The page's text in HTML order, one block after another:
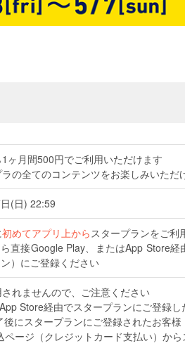
ヶ月間500円でご利用いただけます
の全てのコンテンツをお楽しみいただ
(日) 22:59
初めてアプリ上から スタープランをご利
直接Google Play、またはApp Store
）にご登録ください
れませんので、ご注意ください
Store経由でスタープランにご登録
にスタープランにご登録されたお客様
ージ（クレジットカード支払い）か